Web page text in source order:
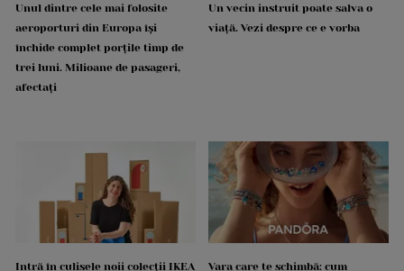
Unul dintre cele mai folosite
aeroporturi din Europa își
închide complet porțile timp de
trei luni. Milioane de pasageri,
afectați
Un vecin instruit poate salva o
viață. Vezi despre ce e vorba
Intră în culisele noii colecții IKEA
Vara care te schimbă: cum